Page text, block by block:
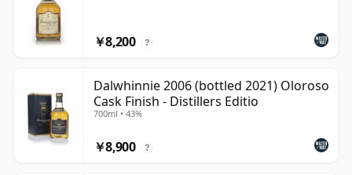
￥8,200 ?
Dalwhinnie 2006 (bottled 2021) Oloroso
Cask Finish - Distillers Editio
700ml • 43%
￥8,900 ?